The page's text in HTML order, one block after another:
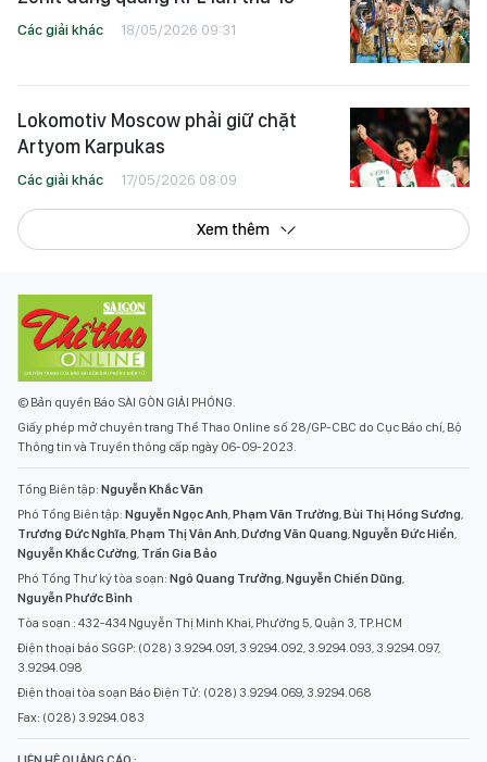
Các giải khác 18/05/2026 09:31
Lokomotiv Moscow phải giữ chặt
Artyom Karpukas
Các giải khác 17/05/2026 08:09
Xem thêm
© Bản quyền Báo SÀI GÒN GIẢI PHÓNG.
Giấy phép mở chuyên trang Thể Thao Online số 28/GP-CBC do Cục Báo chí, Bộ
Thông tin và Truyền thông cấp ngày 06-09-2023.
Tổng Biên tập: Nguyễn Khắc Văn
Phó Tổng Biên tập: Nguyễn Ngọc Anh,Phạm Văn Trường,Bùi Thị Hồng Sương,
Trương Đức Nghĩa,Phạm Thị Vân Anh,Dương Văn Quang,Nguyễn Đức Hiển,
Nguyễn Khắc Cường, Trần Gia Bảo
Phó Tổng Thư ký tòa soạn: Ngô Quang Trưởng,Nguyễn Chiến Dũng,
Nguyễn Phước Bình
Tòa soạn : 432-434 Nguyễn Thị Minh Khai, Phường 5, Quận 3, TP.HCM
Điện thoại báo SGGP: (028) 3.9294.091, 3.9294.092, 3.9294.093, 3.9294.097,
3.9294.098
Điện thoại tòa soạn Báo Điện Tử: (028) 3.9294.069, 3.9294.068
Fax: (028) 3.9294.083